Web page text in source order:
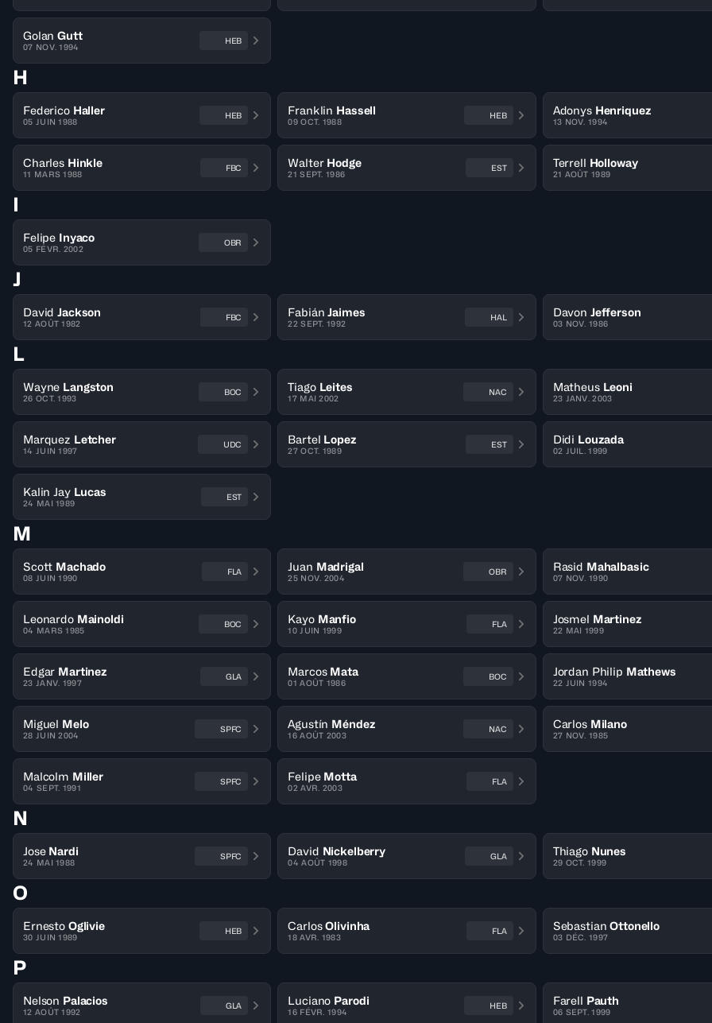
Golan Gutt
07 NOV. 1994
HEB
H
Federico Haller
05 JUIN 1988
HEB Franklin Hassell
09 OCT. 1988
HEB Adonys Henriquez
13 NOV. 1994
Charles Hinkle
11 MARS 1988
FBC Walter Hodge
21 SEPT. 1986
EST Terrell Holloway
21 AOÛT 1989
I
Felipe Inyaco
05 FÉVR. 2002
OBR
J
David Jackson
12 AOÛT 1982
FBC Fabián Jaimes
22 SEPT. 1992
HAL Davon Jefferson
03 NOV. 1986
L
Wayne Langston
26 OCT. 1993
BOC Tiago Leites
17 MAI 2002
NAC Matheus Leoni
23 JANV. 2003
Marquez Letcher
14 JUIN 1997
UDC Bartel Lopez
27 OCT. 1989
EST Didi Louzada
02 JUIL. 1999
Kalin Jay Lucas
24 MAI 1989
EST
M
Scott Machado
08 JUIN 1990
FLA Juan Madrigal
25 NOV. 2004
OBR Rasid Mahalbasic
07 NOV. 1990
Leonardo Mainoldi
04 MARS 1985
BOC Kayo Manfio
10 JUIN 1999
FLA Josmel Martinez
22 MAI 1999
Edgar Martinez
23 JANV. 1997
GLA Marcos Mata
01 AOÛT 1986
BOC Jordan Philip Mathews
22 JUIN 1994
Miguel Melo
28 JUIN 2004
SPFC Agustín Méndez
16 AOÛT 2003
NAC Carlos Milano
27 NOV. 1985
Malcolm Miller
04 SEPT. 1991
SPFC Felipe Motta
02 AVR. 2003
FLA
N
Jose Nardi
24 MAI 1988
SPFC David Nickelberry
04 AOÛT 1998
GLA Thiago Nunes
29 OCT. 1999
O
Ernesto Oglivie
30 JUIN 1989
HEB Carlos Olivinha
18 AVR. 1983
FLA Sebastian Ottonello
03 DÉC. 1997
P
Nelson Palacios
12 AOÛT 1992
GLA Luciano Parodi
16 FÉVR. 1994
HEB Farell Pauth
06 SEPT. 1999